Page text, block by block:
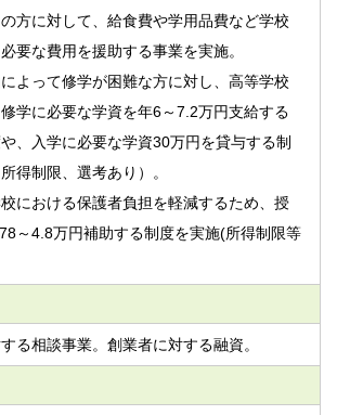
方に対して、給食費や学用品費など学校
要な費用を援助する事業を実施。
よって修学が困難な方に対し、高等学校
学に必要な学資を年6～7.2万円支給する
、入学に必要な学資30万円を貸与する制
得制限、選考あり）。
における保護者負担を軽減するため、授
～4.8万円補助する制度を実施(所得制限等
る相談事業。創業者に対する融資。